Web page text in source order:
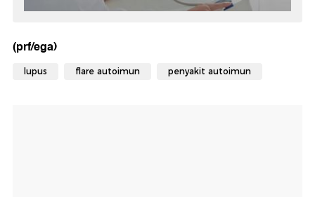
(prf/ega)
lupus flare autoimun penyakit autoimun